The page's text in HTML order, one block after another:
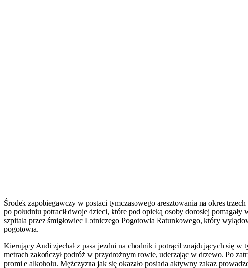
Środek zapobiegawczy w postaci tymczasowego aresztowania na okres
po południu potracił dwoje dzieci, które pod opieką osoby dorosłej
szpitala przez śmigłowiec Lotniczego Pogotowia Ratunkowego, który
pogotowia.
Kierujący Audi zjechał z pasa jezdni na chodnik i potrącił znajdujących się w
metrach zakończył podróż w przydrożnym rowie, uderzając w drzewo. Po
promile alkoholu. Mężczyzna jak się okazało posiada aktywny zakaz